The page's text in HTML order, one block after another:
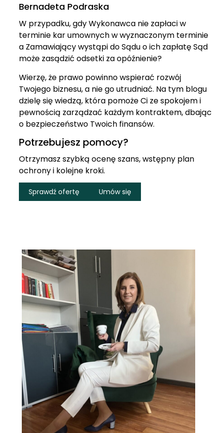
Bernadeta Podraska
W przypadku, gdy Wykonawca nie zapłaci w
terminie kar umownych w wyznaczonym terminie
a Zamawiający wystąpi do Sądu o ich zapłatę Sąd
może zasądzić odsetki za opóźnienie?
Wierzę, że prawo powinno wspierać rozwój
Twojego biznesu, a nie go utrudniać. Na tym blogu
dzielę się wiedzą, która pomoże Ci ze spokojem i
pewnością zarządzać każdym kontraktem, dbając
o bezpieczeństwo Twoich finansów.
Potrzebujesz pomocy?
Otrzymasz szybką ocenę szans, wstępny plan
ochrony i kolejne kroki.
Sprawdź ofertę Umów się